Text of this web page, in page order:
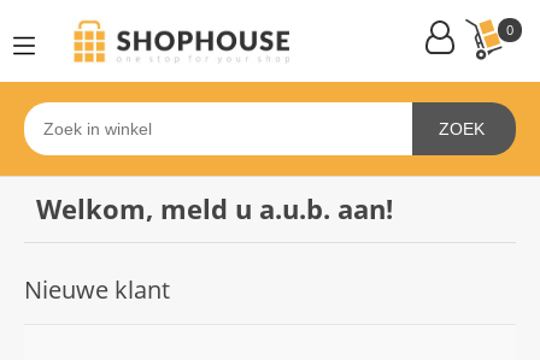
0
ZOEK
Welkom, meld u a.u.b. aan!
Nieuwe klant